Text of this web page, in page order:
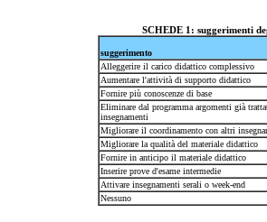
SCHEDE 1: suggerimenti
suggerimento
Alleggerire il carico didattico complessivo
Aumentare l'attività di supporto didattico
Fornire più conoscenze di base
Eliminare dal programma argomenti già
insegnamenti
Migliorare il coordinamento con altri
Migliorare la qualità del materiale didattico
Fornire in anticipo il materiale didattico
Inserire prove d'esame intermedie
Attivare insegnamenti serali o week-end
Nessuno